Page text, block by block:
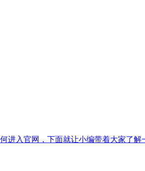
入官网，下面就让小编带着大家了解